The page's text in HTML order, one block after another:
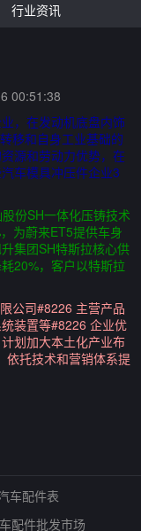
行业资讯
00:51:38
，在发动机底盘内饰
移和自身工业基础的
源和劳动力优势，在
车模具冲压件企业3
份SH一体化压铸技术
为蔚来ET5提供车身
集团SH特斯拉核心供
20%，客户以特斯拉
公司#8226 主营产品
装置等#8226 企业优
划加大本土化产业布
依托技术和营销体系提
车配件表
配件批发市场